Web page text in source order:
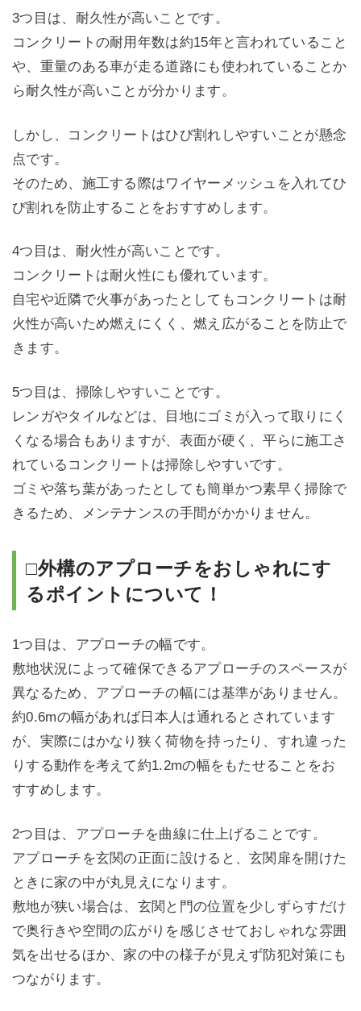
3つ目は、耐久性が高いことです。
コンクリートの耐用年数は約15年と言われていること
や、重量のある車が走る道路にも使われていることか
ら耐久性が高いことが分かります。
しかし、コンクリートはひび割れしやすいことが懸念
点です。
そのため、施工する際はワイヤーメッシュを入れてひ
び割れを防止することをおすすめします。
4つ目は、耐火性が高いことです。
コンクリートは耐火性にも優れています。
自宅や近隣で火事があったとしてもコンクリートは耐
火性が高いため燃えにくく、燃え広がることを防止で
きます。
5つ目は、掃除しやすいことです。
レンガやタイルなどは、目地にゴミが入って取りにく
くなる場合もありますが、表面が硬く、平らに施工さ
れているコンクリートは掃除しやすいです。
ゴミや落ち葉があったとしても簡単かつ素早く掃除で
きるため、メンテナンスの手間がかかりません。
□外構のアプローチをおしゃれにす
るポイントについて！
1つ目は、アプローチの幅です。
敷地状況によって確保できるアプローチのスペースが
異なるため、アプローチの幅には基準がありません。
約0.6mの幅があれば日本人は通れるとされています
が、実際にはかなり狭く荷物を持ったり、すれ違った
りする動作を考えて約1.2mの幅をもたせることをお
すすめします。
2つ目は、アプローチを曲線に仕上げることです。
アプローチを玄関の正面に設けると、玄関扉を開けた
ときに家の中が丸見えになります。
敷地が狭い場合は、玄関と門の位置を少しずらすだけ
で奥行きや空間の広がりを感じさせておしゃれな雰囲
気を出せるほか、家の中の様子が見えず防犯対策にも
つながります。